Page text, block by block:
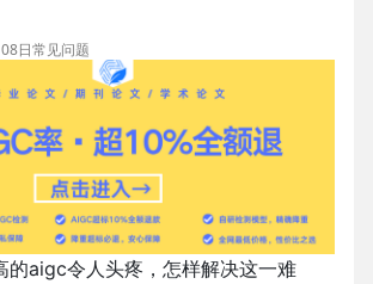
日常见问题
的aigc令人头疼，怎样解决这一难